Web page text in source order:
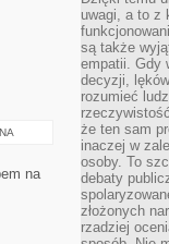
na
uwagi, a to z
są także
empatii. Gdy
decyzji,
rozumieć
że ten sam
inaczej w
osoby. To
debaty
złożonych
rzadziej